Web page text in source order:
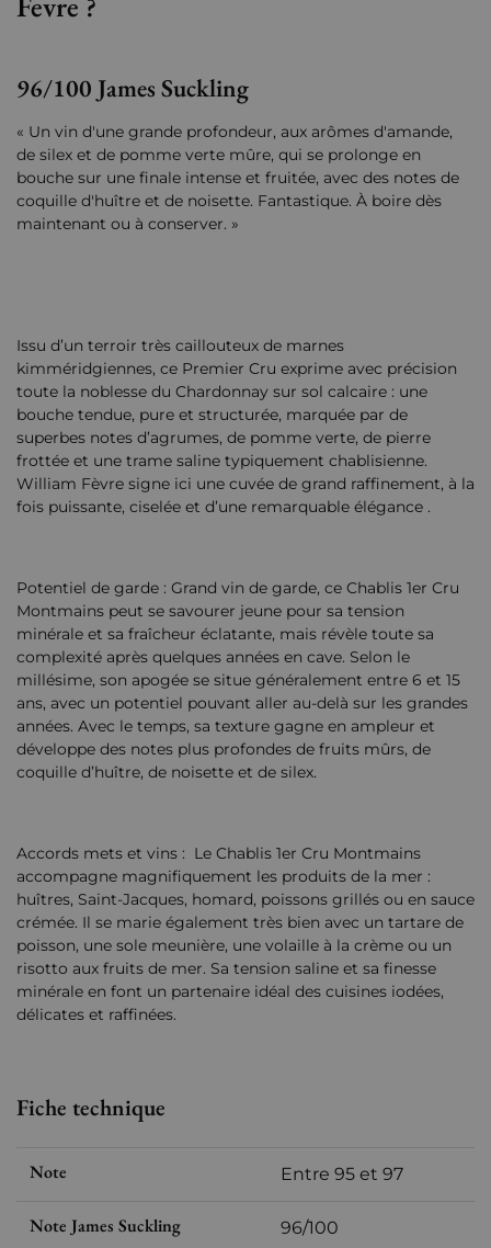
96/100 James Suckling
« Un vin d'une grande profondeur, aux arômes d'amande,
de silex et de pomme verte mûre, qui se prolonge en
bouche sur une finale intense et fruitée, avec des notes de
coquille d'huître et de noisette. Fantastique. À boire dès
maintenant ou à conserver. »
Issu d’un terroir très caillouteux de marnes
kimméridgiennes, ce Premier Cru exprime avec précision
toute la noblesse du Chardonnay sur sol calcaire : une
bouche tendue, pure et structurée, marquée par de
superbes notes d’agrumes, de pomme verte, de pierre
frottée et une trame saline typiquement chablisienne.
William Fèvre signe ici une cuvée de grand raffinement, à la
fois puissante, ciselée et d’une remarquable élégance .
Potentiel de garde : Grand vin de garde, ce Chablis 1er Cru
Montmains peut se savourer jeune pour sa tension
minérale et sa fraîcheur éclatante, mais révèle toute sa
complexité après quelques années en cave. Selon le
millésime, son apogée se situe généralement entre 6 et 15
ans, avec un potentiel pouvant aller au-delà sur les grandes
années. Avec le temps, sa texture gagne en ampleur et
développe des notes plus profondes de fruits mûrs, de
coquille d’huître, de noisette et de silex.
Accords mets et vins : Le Chablis 1er Cru Montmains
accompagne magnifiquement les produits de la mer :
huîtres, Saint-Jacques, homard, poissons grillés ou en sauce
crémée. Il se marie également très bien avec un tartare de
poisson, une sole meunière, une volaille à la crème ou un
risotto aux fruits de mer. Sa tension saline et sa finesse
minérale en font un partenaire idéal des cuisines iodées,
délicates et raffinées.
Fiche technique
Note Entre 95 et 97
Note James Suckling 96/100